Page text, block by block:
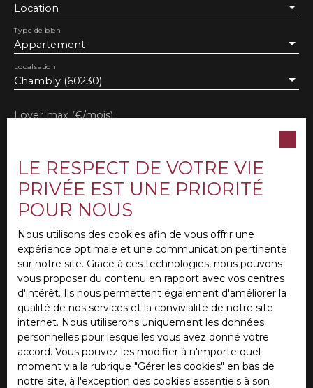
Location
Appartement
Type de bien
Chambly (60230)
Localisation
Loyer max (€/mois)
Pièces min
J'accepte le traitement de mes données
personnelles conformément au RGPD. Si vous ne
souhaitez pas faire l'objet de prospection
commerciale par voie téléphonique, vous pouvez
vous inscrire gratuitement sur la liste d'opposition
au démarchage téléphonique, prévu par l'article
L223-1 du code de la consommation, sur le site
Internet www.bloctel.gouv.fr ou par courrier
adressé à :
Société Worldline, Service Bloctel, CS 61311, 41013
BLOIS CEDEX.
LE RESPECT DE VOTRE VIE
PRIVÉE EST UNE PRIORITÉ
POUR NOUS
Nous utilisons des cookies afin de vous offrir une
expérience optimale et une communication pertinente
sur notre site. Grace à ces technologies, nous pouvons
vous proposer du contenu en rapport avec vos centres
d'intérêt. Ils nous permettent également d'améliorer la
qualité de nos services et la convivialité de notre site
internet. Nous utiliserons uniquement les données
personnelles pour lesquelles vous avez donné votre
accord. Vous pouvez les modifier à n'importe quel
moment via la rubrique ″Gérer les cookies″ en bas de
notre site, à l'exception des cookies essentiels à son